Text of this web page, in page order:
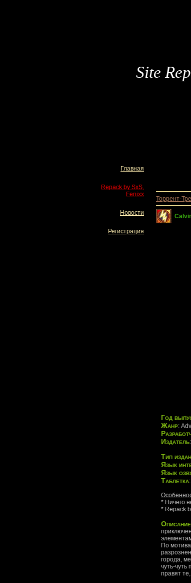
Site
Главная
Repack by SxS,
Fenixx
Новости
Регистрация
Торрент-
Год
Жанр:
Издатель
Тип
Язык
Язык
Таблетка
* Ничего
* Repack
Описание
По
города,
чуть-
правят